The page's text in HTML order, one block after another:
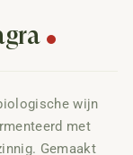
wijn
met
Gemaakt